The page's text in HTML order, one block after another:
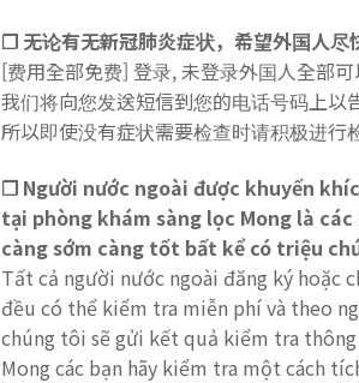
❐ 无论有无新冠肺炎症状，希望外国人尽
[费用全部免费] 登录, 未登录外国人全部
我们将向您发送短信到您的电话号码上以
所以即使没有症状需要检查时请积极进行
❐ Người nước ngoài được khuyến
tại phòng khám sàng lọc Mong là
càng sớm càng tốt bất kể có triệu
Tất cả người nước ngoài đăng ký hoặc
đều có thể kiểm tra miễn phí và theo
chúng tôi sẽ gửi kết quả kiểm tra
Mong các bạn hãy kiểm tra một cách